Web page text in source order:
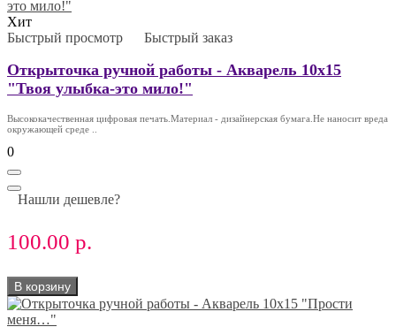
Хит
Быстрый просмотр
Быстрый заказ
Открыточка ручной работы - Акварель 10х15
"Твоя улыбка-это мило!"
Высококачественная цифровая печать.Материал - дизайнерская бумага.Не наносит вреда
окружающей среде ..
0
Нашли дешевле?
100.00 р.
В корзину